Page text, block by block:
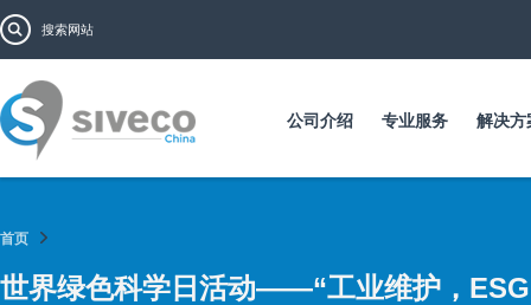
到
要
内
搜索表单
公司介绍 专业服务 解决方
首页
世界绿色科学日活动——“工业维护，